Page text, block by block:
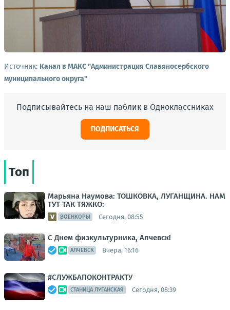
Источник: Канал в МАКС "Администрация Славяносербского
муниципального округа"
Подписывайтесь на наш паблик в Одноклассниках
ПОДПИСАТЬСЯ
Топ
Марьяна Наумова: ТОШКОВКА, ЛУГАНЩИНА. НАМ
ТУТ ТАК ТЯЖКО:
ВОЕНКОРЫ Сегодня, 08:55
С Днем физкультурника, Алчевск!
АЛЧЕВСК Вчера, 16:16
#СЛУЖБАПОКОНТРАКТУ
СТАНИЦА ЛУГАНСКАЯ Сегодня, 08:39